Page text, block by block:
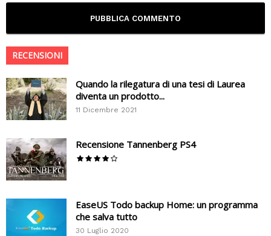
RECENSIONI
Quando la rilegatura di una tesi di Laurea
diventa un prodotto...
11 Dicembre 2021
Recensione Tannenberg PS4
EaseUS Todo backup Home: un programma
che salva tutto
30 Luglio 2020